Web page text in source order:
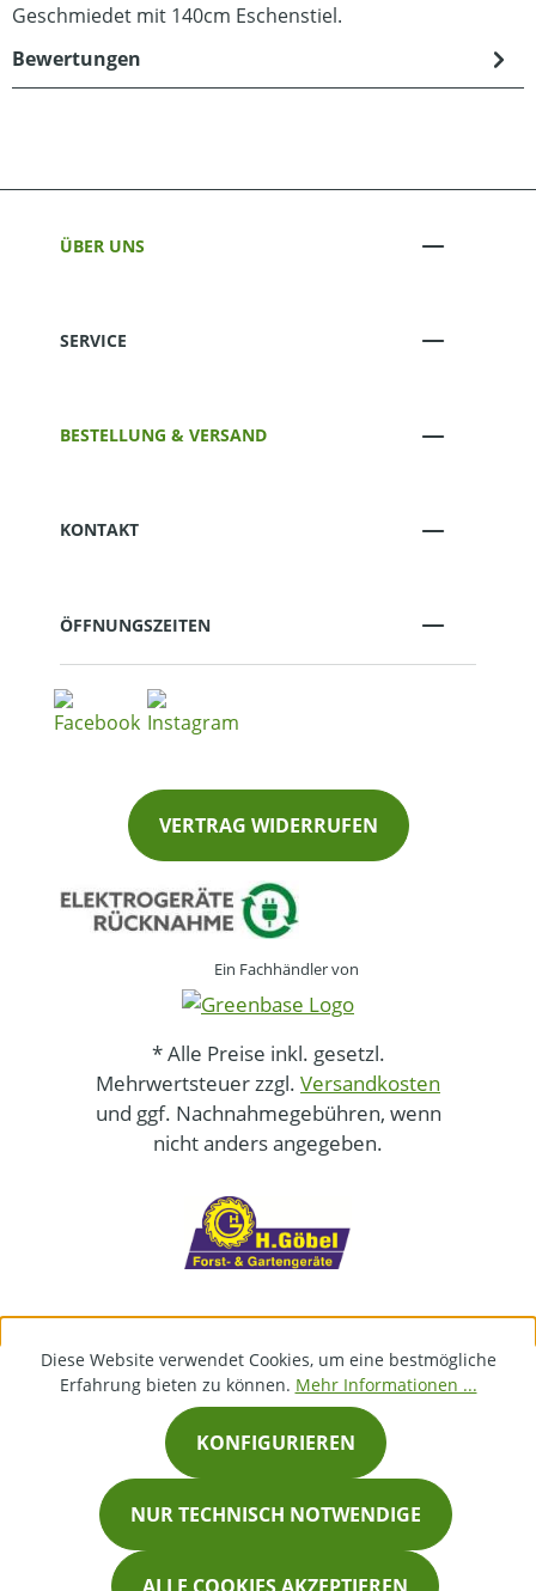
Geschmiedet mit 140cm Eschenstiel.
Bewertungen
ÜBER UNS
SERVICE
BESTELLUNG & VERSAND
KONTAKT
ÖFFNUNGSZEITEN
VERTRAG WIDERRUFEN
Ein Fachhändler von
* Alle Preise inkl. gesetzl.
Mehrwertsteuer zzgl. Versandkosten
und ggf. Nachnahmegebühren, wenn
nicht anders angegeben.
Diese Website verwendet Cookies, um eine bestmögliche
Erfahrung bieten zu können. Mehr Informationen ...
NUR TECHNISCH NOTWENDIGE
KONFIGURIEREN